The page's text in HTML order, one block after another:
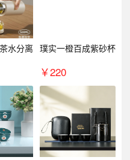
水分离 璞实一橙百成紫砂杯
￥220